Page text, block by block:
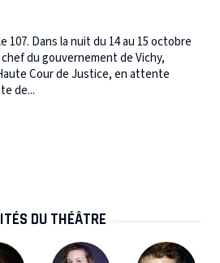
107. Dans la nuit du 14 au 15 octobre
du gouvernement de Vichy,
Cour de Justice, en attente
de...
DU THÉÂTRE